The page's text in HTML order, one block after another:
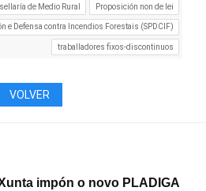
de Medio Rural Proposición non de lei
e Defensa contra Incendios Forestais (SPDCIF)
traballadores fixos-discontinuos
VOLVER
impón o novo PLADIGA